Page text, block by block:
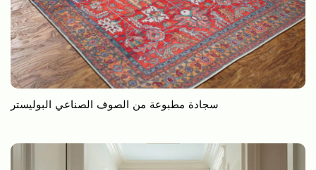
‎سجادة مطبوعة من الصوف الصناعي البوليستر